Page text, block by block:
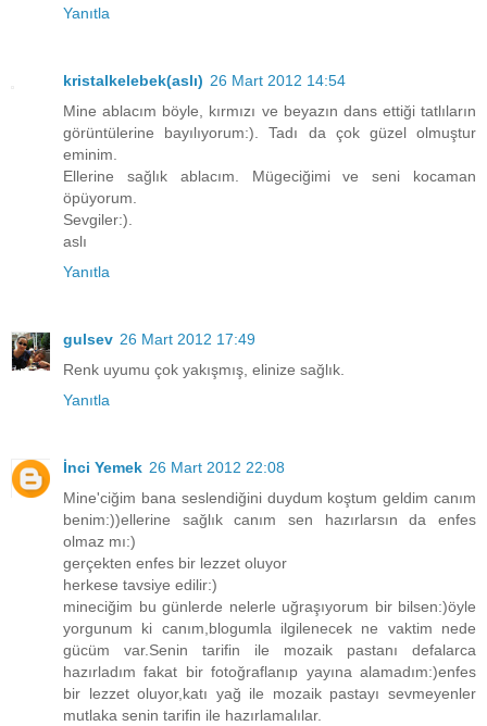
Yanıtla
kristalkelebek(aslı) 26 Mart 2012 14:54
Mine ablacım böyle, kırmızı ve beyazın dans ettiği tatlıların
görüntülerine bayılıyorum:). Tadı da çok güzel olmuştur
eminim.
Ellerine sağlık ablacım. Mügeciğimi ve seni kocaman
öpüyorum.
Sevgiler:).
aslı
Yanıtla
gulsev 26 Mart 2012 17:49
Renk uyumu çok yakışmış, elinize sağlık.
Yanıtla
İnci Yemek 26 Mart 2012 22:08
Mine'ciğim bana seslendiğini duydum koştum geldim canım
benim:))ellerine sağlık canım sen hazırlarsın da enfes
olmaz mı:)
gerçekten enfes bir lezzet oluyor
herkese tavsiye edilir:)
mineciğim bu günlerde nelerle uğraşıyorum bir bilsen:)öyle
yorgunum ki canım,blogumla ilgilenecek ne vaktim nede
gücüm var.Senin tarifin ile mozaik pastanı defalarca
hazırladım fakat bir fotoğraflanıp yayına alamadım:)enfes
bir lezzet oluyor,katı yağ ile mozaik pastayı sevmeyenler
mutlaka senin tarifin ile hazırlamalılar.